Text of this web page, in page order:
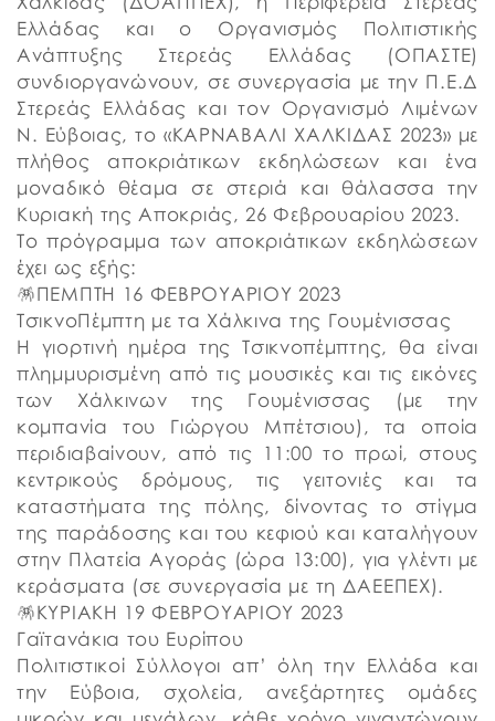
Ελλάδας και ο Οργανισμός Πολιτιστικής
Ανάπτυξης Στερεάς Ελλάδας (ΟΠΑΣΤΕ)
συνδιοργανώνουν, σε συνεργασία με την Π.Ε.Δ
Στερεάς Ελλάδας και τον Οργανισμό Λιμένων
Ν. Εύβοιας, το «ΚΑΡΝΑΒΑΛΙ ΧΑΛΚΙΔΑΣ 2023» με
πλήθος αποκριάτικων εκδηλώσεων και ένα
μοναδικό θέαμα σε στεριά και θάλασσα την
Κυριακή της Αποκριάς, 26 Φεβρουαρίου 2023.
Το πρόγραμμα των αποκριάτικων εκδηλώσεων
έχει ως εξής:
🪅ΠΕΜΠΤΗ 16 ΦΕΒΡΟΥΑΡΙΟΥ 2023
ΤσικνοΠέμπτη με τα Χάλκινα της Γουμένισσας
Η γιορτινή ημέρα της Τσικνοπέμπτης, θα είναι
πλημμυρισμένη από τις μουσικές και τις εικόνες
των Χάλκινων της Γουμένισσας (με την
κομπανία του Γιώργου Μπέτσιου), τα οποία
περιδιαβαίνουν, από τις 11:00 το πρωί, στους
κεντρικούς δρόμους, τις γειτονιές και τα
καταστήματα της πόλης, δίνοντας το στίγμα
της παράδοσης και του κεφιού και καταλήγουν
στην Πλατεία Αγοράς (ώρα 13:00), για γλέντι με
κεράσματα (σε συνεργασία με τη ΔΑΕΕΠΕΧ).
🪅ΚΥΡΙΑΚΗ 19 ΦΕΒΡΟΥΑΡΙΟΥ 2023
Γαϊτανάκια του Ευρίπου
Πολιτιστικοί Σύλλογοι απ’ όλη την Ελλάδα και
την Εύβοια, σχολεία, ανεξάρτητες ομάδες